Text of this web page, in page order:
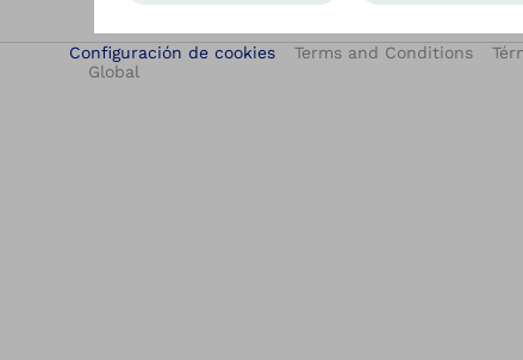
Configuración de cookies Terms and Conditions
Global